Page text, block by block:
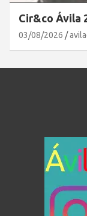
Cir&co Ávila
03/08/2026